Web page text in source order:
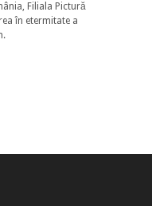
Filiala Pictură
în etermitate a